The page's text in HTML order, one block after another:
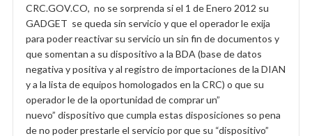
CRC.GOV.CO, no se sorprenda si el 1 de Enero 2012 su
GADGET se queda sin servicio y que el operador le exija
para poder reactivar su servicio un sin fin de documentos y
que somentan a su dispositivo a la BDA (base de datos
negativa y positiva y al registro de importaciones de la DIAN
y a la lista de equipos homologados en la CRC) o que su
operador le de la oportunidad de comprar un”
nuevo” dispositivo que cumpla estas disposiciones so pena
de no poder prestarle el servicio por que su “dispositivo”